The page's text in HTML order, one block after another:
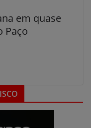
em quase
Paço